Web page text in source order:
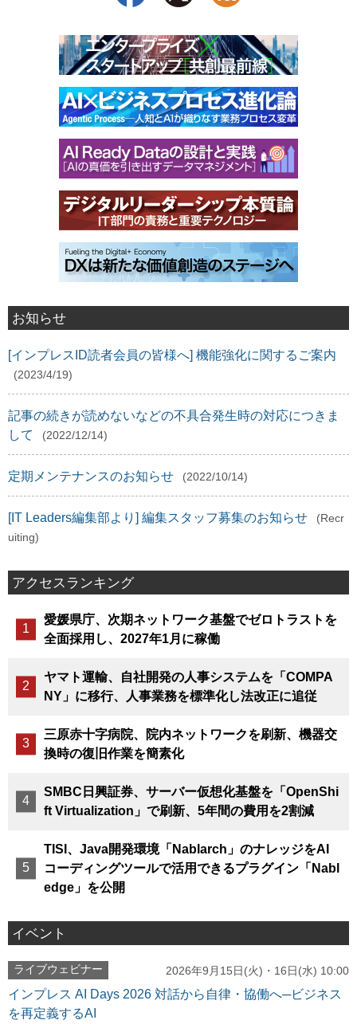
お知らせ
[インプレスID読者会員の皆様へ] 機能強化に関するご案内
(2023/4/19)
記事の続きが読めないなどの不具合発生時の対応につきま
して
(2022/12/14)
定期メンテナンスのお知らせ (2022/10/14)
[IT Leaders編集部より] 編集スタッフ募集のお知らせ
(Recr
uiting)
アクセスランキング
愛媛県庁、次期ネットワーク基盤でゼロトラストを
全面採用し、2027年1月に稼働
ヤマト運輸、自社開発の人事システムを「COMPA
NY」に移行、人事業務を標準化し法改正に追従
三原赤十字病院、院内ネットワークを刷新、機器交
換時の復旧作業を簡素化
SMBC日興証券、サーバー仮想化基盤を「OpenShi
ft Virtualization」で刷新、5年間の費用を2割減
TISI、Java開発環境「Nablarch」のナレッジをAI
コーディングツールで活用できるプラグイン「Nabl
edge」を公開
イベント
ライブウェビナー 2026年9月15日(火)・16日(水) 10:00
インプレス AI Days 2026 対話から自律・協働へ─ビジネス
を再定義するAI